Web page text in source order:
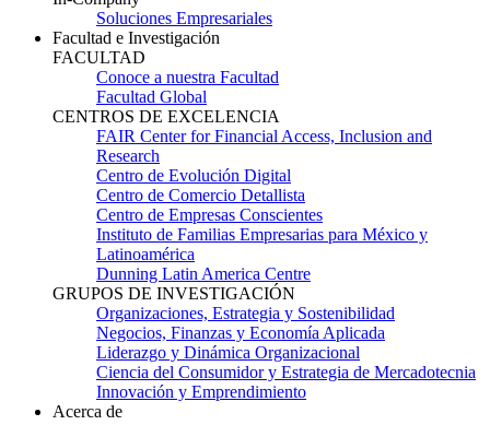
Soluciones Empresariales
Facultad e Investigación
FACULTAD
Conoce a nuestra Facultad
Facultad Global
CENTROS DE EXCELENCIA
FAIR Center for Financial Access, Inclusion and
Research
Centro de Evolución Digital
Centro de Comercio Detallista
Centro de Empresas Conscientes
Instituto de Familias Empresarias para México y
Latinoamérica
Dunning Latin America Centre
GRUPOS DE INVESTIGACIÓN
Organizaciones, Estrategia y Sostenibilidad
Negocios, Finanzas y Economía Aplicada
Liderazgo y Dinámica Organizacional
Ciencia del Consumidor y Estrategia de Mercadotecnia
Innovación y Emprendimiento
Acerca de